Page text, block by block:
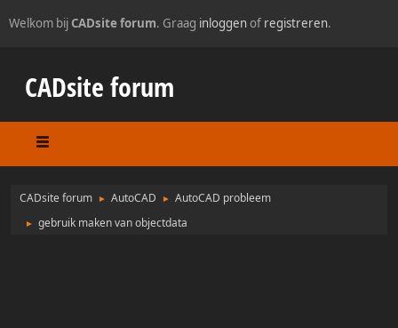
Welkom bij CADsite forum. Graag inloggenof registreren.
CADsite forum
CADsite forum ► AutoCAD ► AutoCAD probleem
► gebruik maken van objectdata